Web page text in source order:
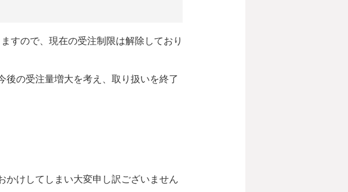
すので、現在の受注制限は解除しており
後の受注量増大を考え、取り扱いを終了
かけしてしまい大変申し訳ございません